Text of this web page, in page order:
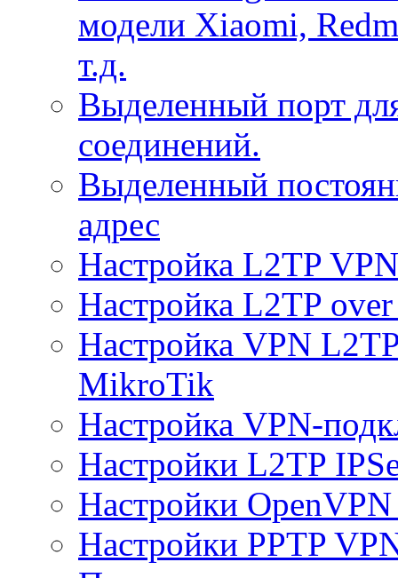
модели Xiaomi,
т.д.
Выделенный порт
соединений.
Выделенный
адрес
Настройка L2TP
Настройка L2TP
Настройка VPN
MikroTik
Настройка VPN-
Настройки L2TP
Настройки
Настройки PPTP